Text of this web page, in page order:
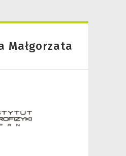
Małgorzata